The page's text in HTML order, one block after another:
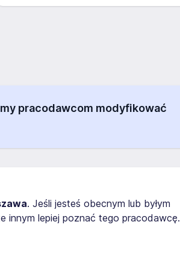
pracodawcom modyfikować
. Jeśli jesteś obecnym lub byłym
innym lepiej poznać tego pracodawcę.